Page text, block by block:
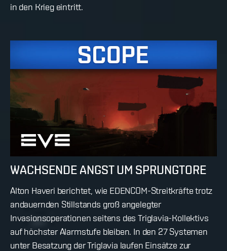
in den Krieg eintritt.
WACHSENDE ANGST UM SPRUNGTORE
Alton Haveri berichtet, wie EDENCOM-Streitkräfte trotz
andauernden Stillstands groß angelegter
Invasionsoperationen seitens des Triglavia-Kollektivs
auf höchster Alarmstufe bleiben. In den 27 Systemen
unter Besatzung der Triglavia laufen Einsätze zur